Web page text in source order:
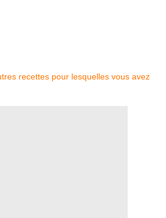
recettes pour lesquelles vous avez